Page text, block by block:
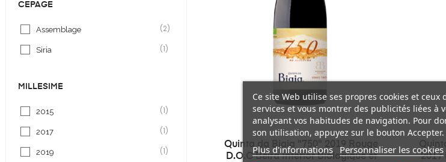
CEPAGE
Assemblage (2)
Siria (1)
MILLESIMÉ
2015 (1)
2017 (1)
2019 (1)
Quinta da Biaia "750" 2019 Rouge
D.O.C Beira Interior Biologique et
2017
Ce site Web utilise ses propres cookies et
services et vous montrer des publicités liées à
analysant vos habitudes de navigation. Pour
son utilisation, appuyez sur le bouton Accepter.
Plus d'informations Personnaliser les cookies